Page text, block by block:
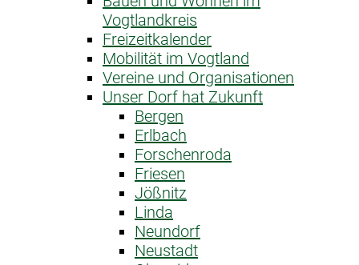
Vogtlandkreis
Freizeitkalender
Mobilität im Vogtland
Vereine und Organisationen
Unser Dorf hat Zukunft
Bergen
Erlbach
Forschenroda
Friesen
Jößnitz
Linda
Neundorf
Neustadt